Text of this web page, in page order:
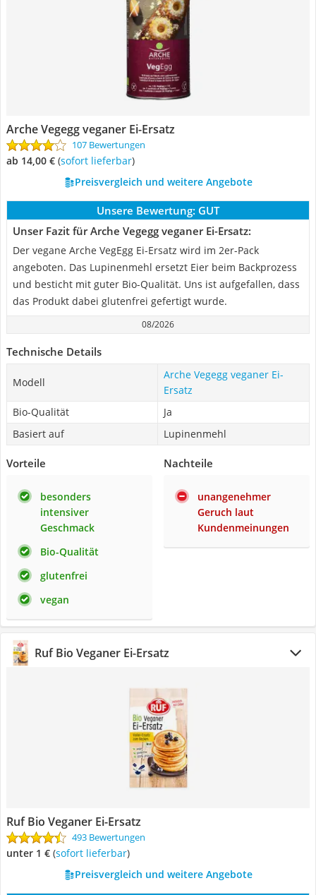
Arche Vegegg veganer Ei-Ersatz
107 Bewertungen
ab 14,00 € ( Sofort lieferbar)
Preisvergleich und weitere Angebote
Unsere Bewertung: GUT
Unser Fazit für Arche Vegegg veganer Ei-Ersatz:
Der vegane Arche VegEgg Ei-Ersatz wird im 2er-Pack
angeboten. Das Lupinenmehl ersetzt Eier beim Backprozess
und besticht mit guter Bio-Qualität. Uns ist aufgefallen, dass
das Produkt dabei glutenfrei gefertigt wurde.
08/2026
Technische Details
Modell
Arche Vegegg veganer Ei-
Ersatz
Bio-Qualität
Ja
Basiert auf
Lupinenmehl
Vorteile
besonders
intensiver
Geschmack
Bio-Qualität
glutenfrei
vegan
Nachteile
unangenehmer
Geruch laut
Kundenmeinungen
Ruf Bio Veganer Ei-Ersatz
Ruf Bio Veganer Ei-Ersatz
493 Bewertungen
unter 1 € ( Sofort lieferbar)
Preisvergleich und weitere Angebote